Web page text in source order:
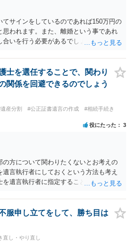
サインをしているのであれば150万円の
われます。また、離婚という事であれ
いを行う必要があるでしょう。 細かい
いでしょう。
士を選任することで、関わり
関係を回避できるのでしょう
産分割 #公正証書遺言の作成
#相続手続き
役にたった 3
方について関わりたくないとお考えの
言執行者にしておくという方法も考え
を遺言執行者に指定することもできます
くという方法もあります。 一度、弁護
勧めいたします。
服申し立てをして、勝ち目は
直し・やり直し